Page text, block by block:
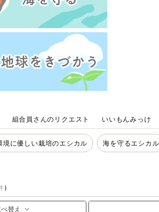
を修正する
企画）
あわび いか
ラチン 大豆 鶏肉
商品企画時の情報のため、ご使用前には必
ものは、お取引先から情報提供のあった範囲
組合員さんのリクエスト いいもんみっけ
境に優しい栽培のエシカル 海を守るエシカル
)